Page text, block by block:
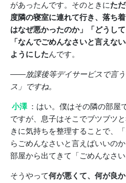
があったんです。そのときにた
度隣の寝室に連れて行き、落ち
はなぜ悪かったのか」「どうし
「なんでごめんなさいと言えな
ようにしたんです。
――放課後等デイサービスで言う
ス」ですね。
小澤 ：はい。僕はその隣の部屋
ですが、息子はそこでブツブツ
きに気持ちを整理することで、
らごめんなさいと言えばいいの
部屋から出てきて「ごめんなさ
そうやって何が悪くて、何が良